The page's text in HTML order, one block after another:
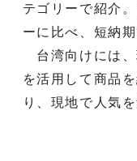
テゴリーで紹介
ーに比べ、短納
台湾向けには、
を活用して商品
り、現地で人気